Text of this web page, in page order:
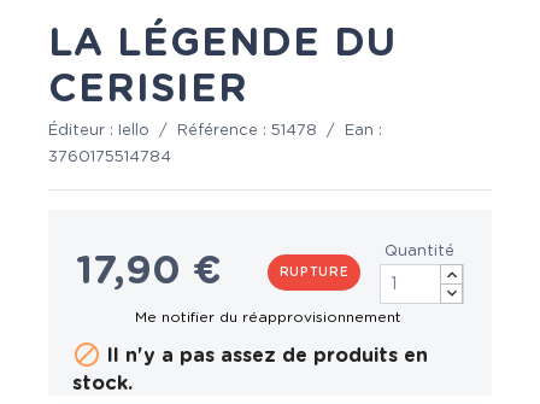
LA LÉGENDE DU
CERISIER
Éditeur : Iello / Référence : 51478 /
Ean :
3760175514784
17,90 € RUPTURE
Quantité
 Il n'y a pas assez de produits en
stock.